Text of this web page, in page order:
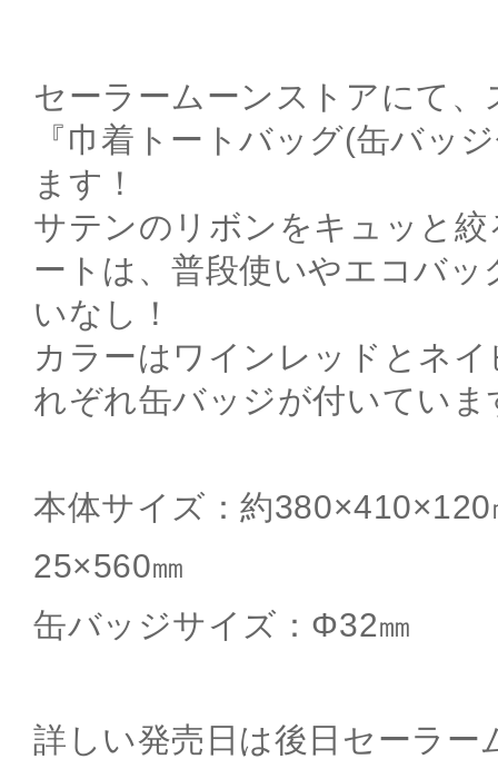
セーラームーンストアにて
『巾着トートバッグ(缶バッ
ます！
サテンのリボンをキュッと
ートは、普段使いやエコバッ
いなし！
カラーはワインレッドとネ
れぞれ缶バッジが付いていま
本体サイズ：約
25×560㎜
缶バッジサイズ：Φ32㎜
詳しい発売日は後日セーラー